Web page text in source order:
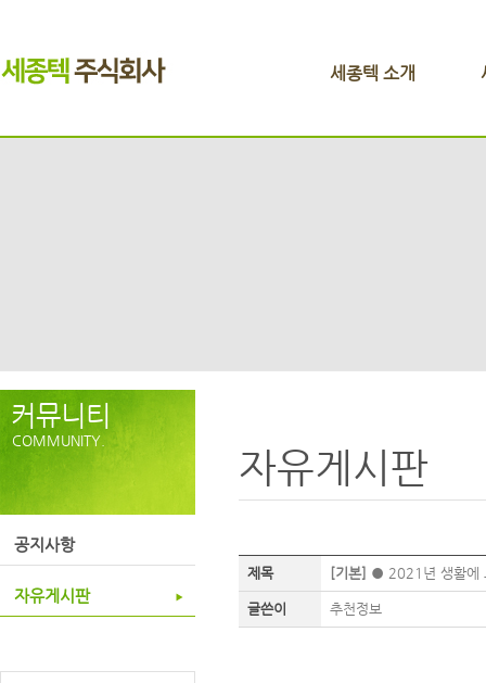
세종텍 소개
커뮤니티
COMMUNITY.
공지사항
자유게시판
자유게시판
제목 [기본] ● 2021년 생활에
글쓴이 추천정보